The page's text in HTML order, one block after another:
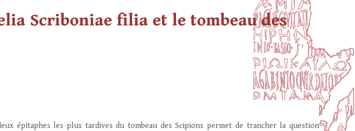
Scriboniae filia et le tombeau des
épitaphes les plus tardives du tombeau des Scipions permet de trancher la question